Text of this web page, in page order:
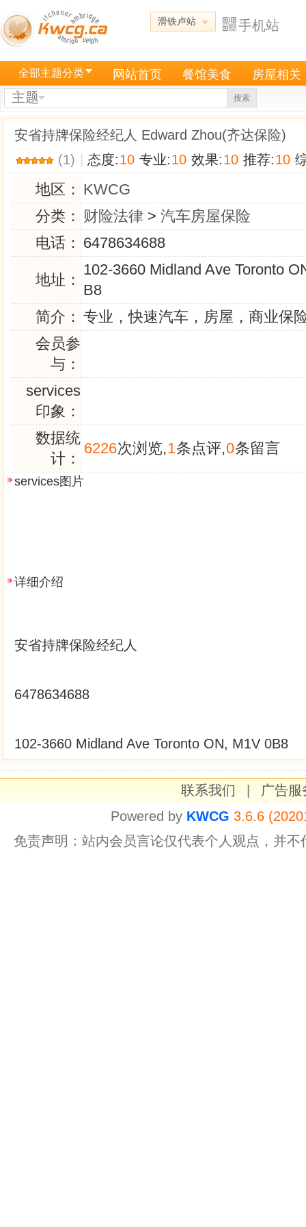
滑铁卢站 手机站
全部主题分类 网站首页 餐馆美食 房屋相关
主题 搜索
安省持牌保险经纪人 Edward Zhou(齐达保险)
(1)
态度:10 专业:10 效果:10 推荐:10
地区： KWCG
分类： 财险法律 > 汽车房屋保险
电话： 6478634688
地址：
102-3660 Midland Ave Toronto
B8
简介： 专业，快速汽车，房屋，商业保
会员参
与：
services
印象：
数据统
计：
6226次浏览,1条点评,0条留言
services图片
详细介绍
安省持牌保险经纪人
6478634688
102-3660 Midland Ave Toronto ON, M1V 0B8
联系我们
广告服
Powered by KWCG 3.6.6
免责声明：站内会员言论仅代表个人观点，并